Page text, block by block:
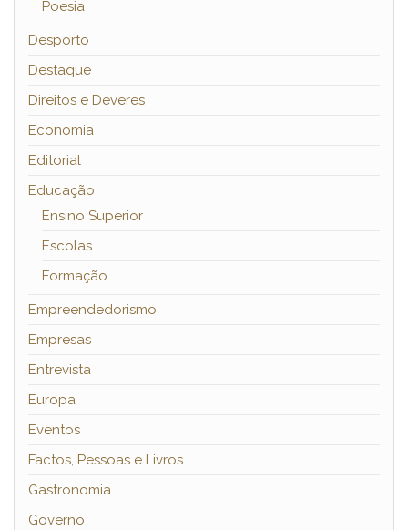
Poesia
Desporto
Destaque
Direitos e Deveres
Economia
Editorial
Educação
Ensino Superior
Escolas
Formação
Empreendedorismo
Empresas
Entrevista
Europa
Eventos
Factos, Pessoas e Livros
Gastronomia
Governo